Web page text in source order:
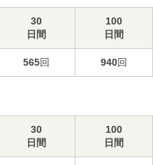
30
日間
100
日間
565回 940回
30
日間
100
日間